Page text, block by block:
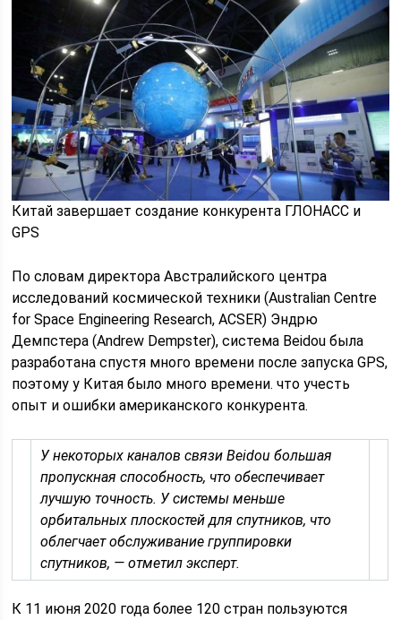
Китай завершает создание конкурента ГЛОНАСС и
GPS
По словам директора Австралийского центра
исследований космической техники (Australian Centre
for Space Engineering Research, ACSER) Эндрю
Демпстера (Andrew Dempster), система Beidou была
разработана спустя много времени после запуска GPS,
поэтому у Китая было много времени. что учесть
опыт и ошибки американского конкурента.
У некоторых каналов связи Beidou большая
пропускная способность, что обеспечивает
лучшую точность. У системы меньше
орбитальных плоскостей для спутников, что
облегчает обслуживание группировки
спутников, — отметил эксперт.
К 11 июня 2020 года более 120 стран пользуются